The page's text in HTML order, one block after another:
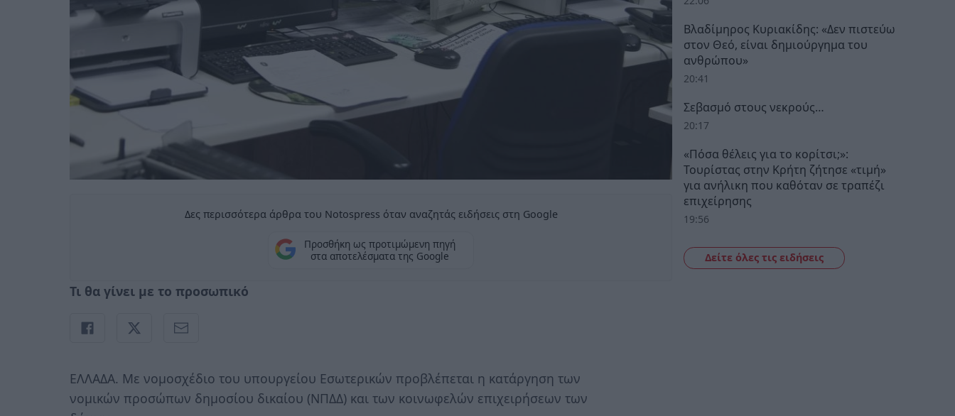
Δες περισσότερα άρθρα του Notospress όταν αναζητάς ειδήσεις στη Google
Προσθήκη ως προτιμώμενη πηγή
στα αποτελέσματα της Google
Τι θα γίνει με το προσωπικό
ΕΛΛΑΔΑ. Με νομοσχέδιο του υπουργείου Εσωτερικών προβλέπεται η κατάργηση των
νομικών προσώπων δημοσίου δικαίου (ΝΠΔΔ) και των κοινωφελών επιχειρήσεων των
Βλαδίμηρος Κυριακίδης: «Δεν πιστεύω
στον Θεό, είναι δημιούργημα του
ανθρώπου»
20:41
Σεβασμό στους νεκρούς…
20:17
«Πόσα θέλεις για το κορίτσι;»:
Τουρίστας στην Κρήτη ζήτησε «τιμή»
για ανήλικη που καθόταν σε τραπέζι
επιχείρησης
19:56
Δείτε όλες τις ειδήσεις